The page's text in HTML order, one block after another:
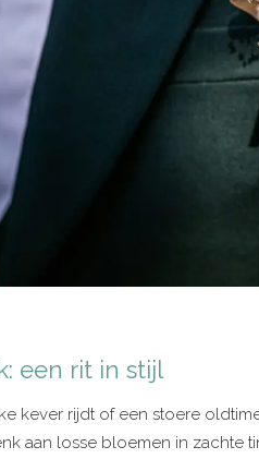
een rit in stijl
kever rijdt of een stoere
aan losse bloemen in zachte